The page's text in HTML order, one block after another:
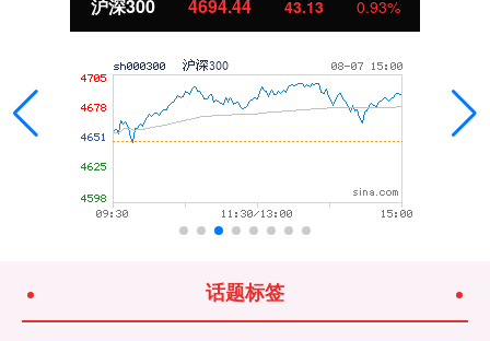
沪深300 4694.44 43.13 0.93%
话题标签